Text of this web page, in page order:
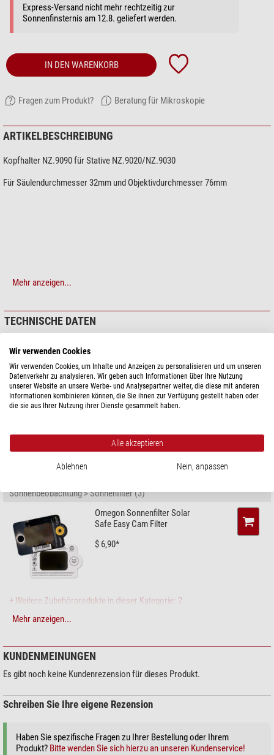
Express-Versand nicht mehr rechtzeitig zur
Sonnenfinsternis am 12.8. geliefert werden.
IN DEN WARENKORB
Fragen zum Produkt? Beratung für Mikroskopie
ARTIKELBESCHREIBUNG
Kopfhalter NZ.9090 für Stative NZ.9020/NZ.9030
Für Säulendurchmesser 32mm und Objektivdurchmesser 76mm
Mehr anzeigen...
TECHNISCHE DATEN
Passend zur Serie
Nexius
ja
PRODUKTSICHERHEIT
NL, http://www.euromex.com (neu), http://www.euromex.nl/de
EMPFOHLENES ZUBEHÖR
Sonnenbeobachtung > Sonnenfilter (3)
Omegon Sonnenfilter Solar
Safe Easy Cam Filter
$ 6,90*
+ Weitere Zubehörprodukte in dieser Kategorie: 2
Pflege & Reinigung > Reinigungsmittel (4)
$ 1,90*
Pflege & Reinigung > Sonstiges (2)
Mehr anzeigen...
KUNDENMEINUNGEN
Es gibt noch keine Kundenrezension für dieses Produkt.
Schreiben Sie Ihre eigene Rezension
Haben Sie spezifische Fragen zu Ihrer Bestellung oder Ihrem
Produkt? Bitte wenden Sie sich hierzu an unseren Kundenservice!
Wir verwenden Cookies
Wir verwenden Cookies, um Inhalte und Anzeigen zu personalisieren und um unseren
Datenverkehr zu analysieren. Wir geben auch Informationen über Ihre Nutzung
unserer Website an unsere Werbe- und Analysepartner weiter, die diese mit anderen
Informationen kombinieren können, die Sie ihnen zur Verfügung gestellt haben oder
die sie aus Ihrer Nutzung ihrer Dienste gesammelt haben.
Alle akzeptieren
Ablehnen Nein, anpassen